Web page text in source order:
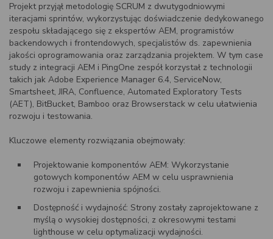
Projekt przyjął metodologię SCRUM z dwutygodniowymi
iteracjami sprintów, wykorzystując doświadczenie dedykowanego
zespołu składającego się z ekspertów AEM, programistów
backendowych i frontendowych, specjalistów ds. zapewnienia
jakości oprogramowania oraz zarządzania projektem. W tym case
study z integracji AEM i PingOne zespół korzystał z technologii
takich jak Adobe Experience Manager 6.4, ServiceNow,
Smartsheet, JIRA, Confluence, Automated Exploratory Tests
(AET), BitBucket, Bamboo oraz Browserstack w celu ułatwienia
rozwoju i testowania.
Kluczowe elementy rozwiązania obejmowały:
Projektowanie komponentów AEM: Wykorzystanie
gotowych komponentów AEM w celu usprawnienia
rozwoju i zapewnienia spójności.
Dostępność i wydajność: Strony zostały zaprojektowane z
myślą o wysokiej dostępności, z okresowymi testami
lighthouse w celu optymalizacji wydajności.